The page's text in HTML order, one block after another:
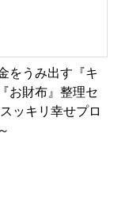
をうみ出す『キ
お財布』整理セ
ッキリ幸せプロ